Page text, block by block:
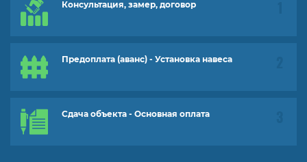
Консультация, замер, договор
Предоплата (аванс) - Установка навеса
Сдача объекта - Основная оплата